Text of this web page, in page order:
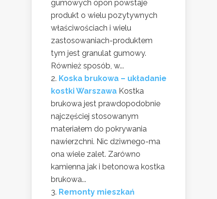
gumowych opon powstaje
produkt o wielu pozytywnych
właściwościach i wielu
zastosowaniach-produktem
tym jest granulat gumowy.
Również sposób, w...
Koska brukowa – układanie
kostki Warszawa Kostka
brukowa jest prawdopodobnie
najczęściej stosowanym
materiałem do pokrywania
nawierzchni. Nic dziwnego-ma
ona wiele zalet. Zarówno
kamienna jak i betonowa kostka
brukowa...
Remonty mieszkań